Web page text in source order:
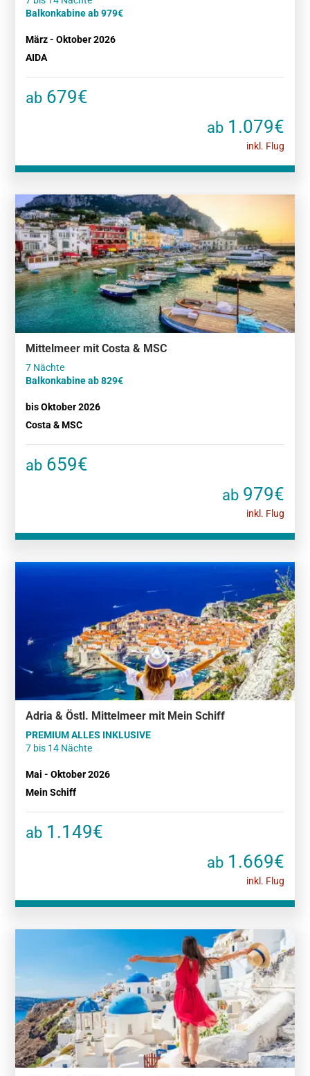
Balkonkabine ab 979€
März - Oktober 2026
AIDA
ab 679€
ab1.079€
inkl. Flug
Mittelmeer mit Costa & MSC
Balkonkabine ab 829€
bis Oktober 2026
Costa & MSC
ab 659€
ab979€
inkl. Flug
Adria & Östl. Mittelmeer mit Mein Schiff
PREMIUM ALLES INKLUSIVE
7 bis 14 Nächte
Mai - Oktober 2026
Mein Schiff
ab 1.149€
ab1.669€
inkl. Flug